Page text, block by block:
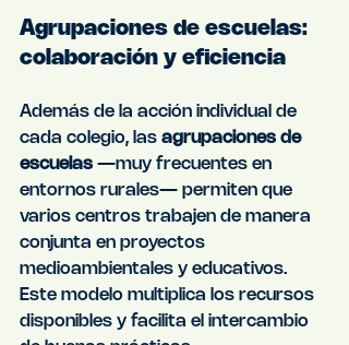
Agrupaciones de escuelas:
colaboración y eficiencia
Además de la acción individual de
cada colegio, las agrupaciones de
escuelas —muy frecuentes en
entornos rurales— permiten que
varios centros trabajen de manera
conjunta en proyectos
medioambientales y educativos.
Este modelo multiplica los recursos
disponibles y facilita el intercambio